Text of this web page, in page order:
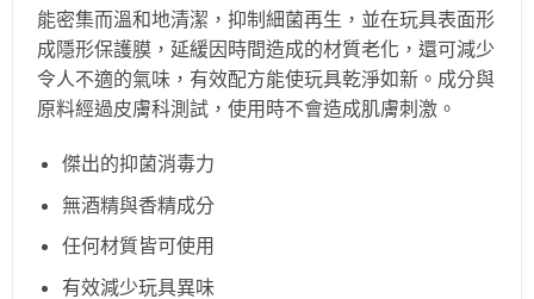
能密集而溫和地清潔，抑制細菌再生，並在玩具表面形
成隱形保護膜，延緩因時間造成的材質老化，還可減少
令人不適的氣味，有效配方能使玩具乾淨如新。成分與
原料經過皮膚科測試，使用時不會造成肌膚刺激。
傑出的抑菌消毒力
無酒精與香精成分
任何材質皆可使用
有效減少玩具異味